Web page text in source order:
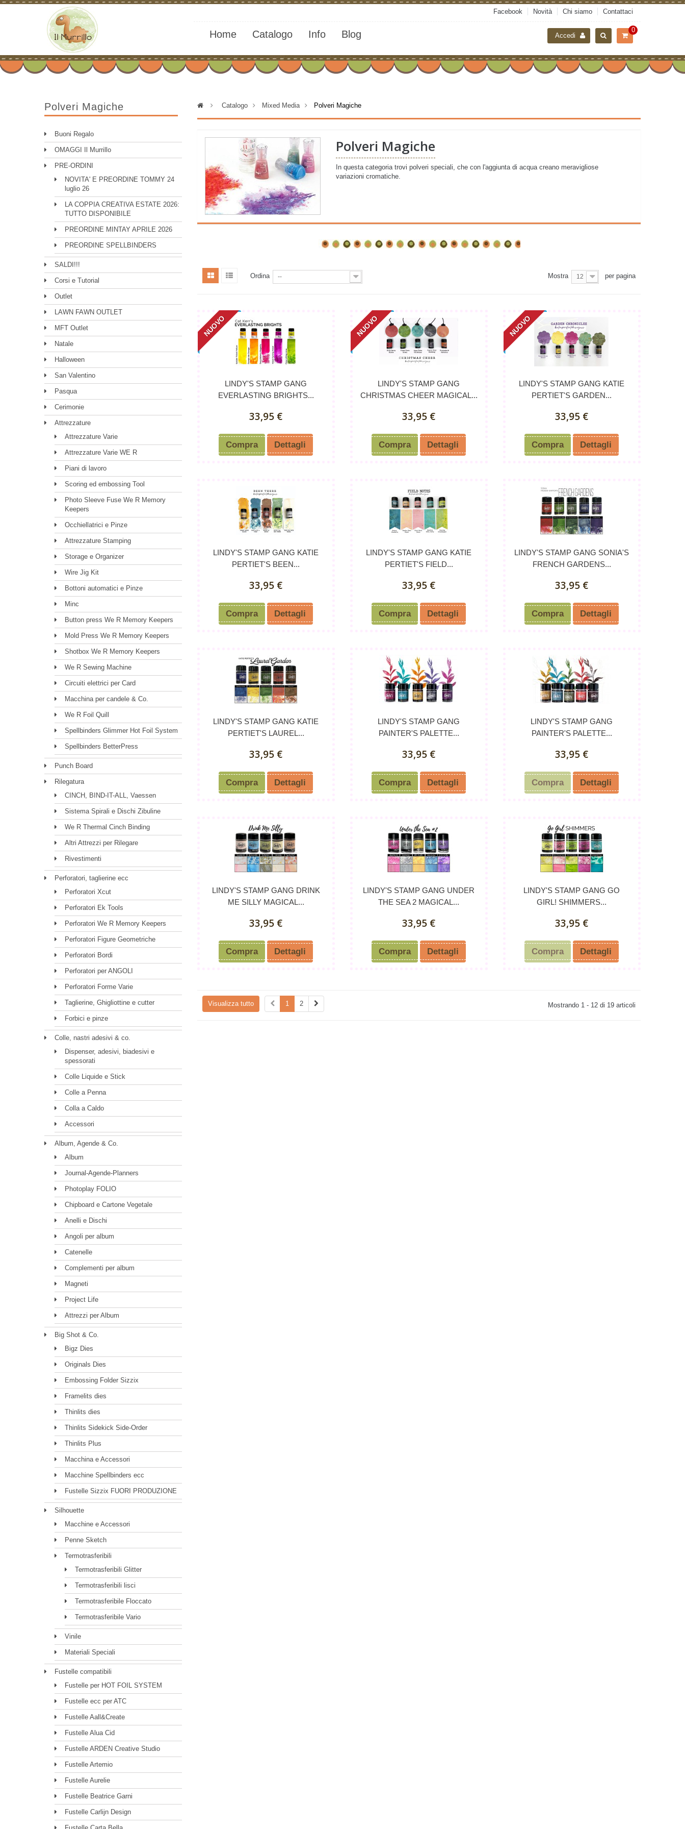
Facebook Novità Chi siamo Contattaci
0
Home Catalogo Info Blog Accedi
Polveri Magiche
Buoni Regalo
OMAGGI Il Murrillo
PRE-ORDINI
NOVITA' E PREORDINE TOMMY 24
luglio 26
LA COPPIA CREATIVA ESTATE 2026:
TUTTO DISPONIBILE
PREORDINE MINTAY APRILE 2026
PREORDINE SPELLBINDERS
SALDI!!!
Corsi e Tutorial
Outlet
LAWN FAWN OUTLET
MFT Outlet
Natale
Halloween
San Valentino
Pasqua
Cerimonie
Attrezzature
Attrezzature Varie
Attrezzature Varie WE R
Piani di lavoro
Scoring ed embossing Tool
Photo Sleeve Fuse We R Memory
Keepers
Occhiellatrici e Pinze
Attrezzature Stamping
Storage e Organizer
Wire Jig Kit
Bottoni automatici e Pinze
Minc
Button press We R Memory Keepers
Mold Press We R Memory Keepers
Shotbox We R Memory Keepers
We R Sewing Machine
Circuiti elettrici per Card
Macchina per candele & Co.
We R Foil Quill
Spellbinders Glimmer Hot Foil System
Spellbinders BetterPress
Punch Board
Rilegatura
CINCH, BIND-IT-ALL, Vaessen
Sistema Spirali e Dischi Zibuline
We R Thermal Cinch Binding
Altri Attrezzi per Rilegare
Rivestimenti
Perforatori, taglierine ecc
Perforatori Xcut
Perforatori Ek Tools
Perforatori We R Memory Keepers
Perforatori Figure Geometriche
Perforatori Bordi
Perforatori per ANGOLI
Perforatori Forme Varie
Taglierine, Ghigliottine e cutter
Forbici e pinze
Colle, nastri adesivi & co.
Dispenser, adesivi, biadesivi e
spessorati
Colle Liquide e Stick
Colle a Penna
Colla a Caldo
Accessori
Album, Agende & Co.
Album
Journal-Agende-Planners
Photoplay FOLIO
Chipboard e Cartone Vegetale
Anelli e Dischi
Angoli per album
Catenelle
Complementi per album
Magneti
Project Life
Attrezzi per Album
Big Shot & Co.
Bigz Dies
Originals Dies
Embossing Folder Sizzix
Framelits dies
Thinlits dies
Thinlits Sidekick Side-Order
Thinlits Plus
Macchina e Accessori
Macchine Spellbinders ecc
Fustelle Sizzix FUORI PRODUZIONE
Silhouette
Macchine e Accessori
Penne Sketch
Termotrasferibili
Termotrasferibili Glitter
Termotrasferibili lisci
Termotrasferibile Floccato
Termotrasferibile Vario
Vinile
Materiali Speciali
Fustelle compatibili
Fustelle per HOT FOIL SYSTEM
Fustelle ecc per ATC
Fustelle Aall&Create
Fustelle Alua Cid
Fustelle ARDEN Creative Studio
Fustelle Artemio
Fustelle Aurelie
Fustelle Beatrice Garni
Fustelle Carlijn Design
> Catalogo > Mixed Media > Polveri Magiche
Polveri Magiche
In questa categoria trovi polveri speciali, che con l'aggiunta di acqua creano meravigliose
variazioni cromatiche.
Ordina -- Mostra 12 per pagina
NUOVO
LINDY'S STAMP GANG
EVERLASTING BRIGHTS...
33,95 €
Compra Dettagli
NUOVO
LINDY'S STAMP GANG
CHRISTMAS CHEER MAGICAL...
33,95 €
Compra Dettagli
NUOVO
LINDY'S STAMP GANG KATIE
PERTIET'S GARDEN...
33,95 €
Compra Dettagli
LINDY'S STAMP GANG KATIE
PERTIET'S BEEN...
33,95 €
Compra Dettagli
LINDY'S STAMP GANG KATIE
PERTIET'S FIELD...
33,95 €
Compra Dettagli
LINDY'S STAMP GANG SONIA'S
FRENCH GARDENS...
33,95 €
Compra Dettagli
LINDY'S STAMP GANG KATIE
PERTIET'S LAUREL...
33,95 €
Compra Dettagli
LINDY'S STAMP GANG
PAINTER'S PALETTE...
33,95 €
Compra Dettagli
LINDY'S STAMP GANG
PAINTER'S PALETTE...
33,95 €
Compra Dettagli
LINDY'S STAMP GANG DRINK
ME SILLY MAGICAL...
33,95 €
Compra Dettagli
LINDY'S STAMP GANG UNDER
THE SEA 2 MAGICAL...
33,95 €
Compra Dettagli
LINDY'S STAMP GANG GO
GIRL! SHIMMERS...
33,95 €
Compra Dettagli
Visualizza tutto 1 2 Mostrando 1 - 12 di 19 articoli